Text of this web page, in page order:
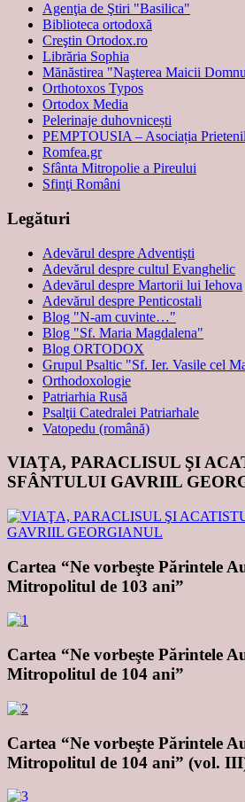
Agenţia de Ştiri "Basilica"
Biblioteca ortodoxă
Creştin Ortodox.ro
Librăria Sophia
Mănăstirea "Naşterea Maicii
Orthotoxos Typos
Ortodox Media
Pelerinaje duhovnicești
PEMPTOUSIA – Asociația
Romfea.gr
Sfânta Mitropolie a Pireului
Sfinţi Români
Legături
Adevărul despre Adventişti
Adevărul despre cultul Evanghelic
Adevărul despre Martorii lui Iehova
Adevărul despre Penticostali
Blog "N-am cuvinte…"
Blog "Sf. Maria Magdalena"
Blog ORTODOX
Grupul Psaltic "Sf. Ier. Vasile cel
Orthodoxologie
Patriarhia Rusă
Psalţii Catedralei Patriarhale
Vatopedu (română)
VIAŢA, PARACLISUL ŞI
SFÂNTULUI GAVRIIL
Cartea “Ne vorbeşte Părintele
Mitropolitul de 103 ani”
Cartea “Ne vorbeşte Părintele
Mitropolitul de 104 ani”
Cartea “Ne vorbeşte Părintele
Mitropolitul de 104 ani” (vol.